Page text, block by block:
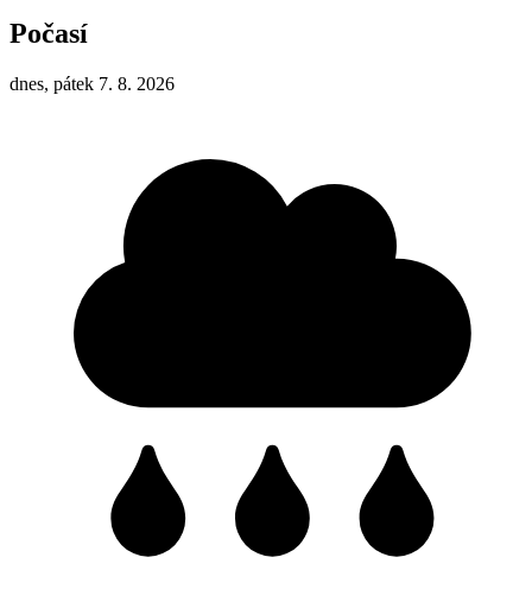
Počasí
dnes, pátek 7. 8. 2026